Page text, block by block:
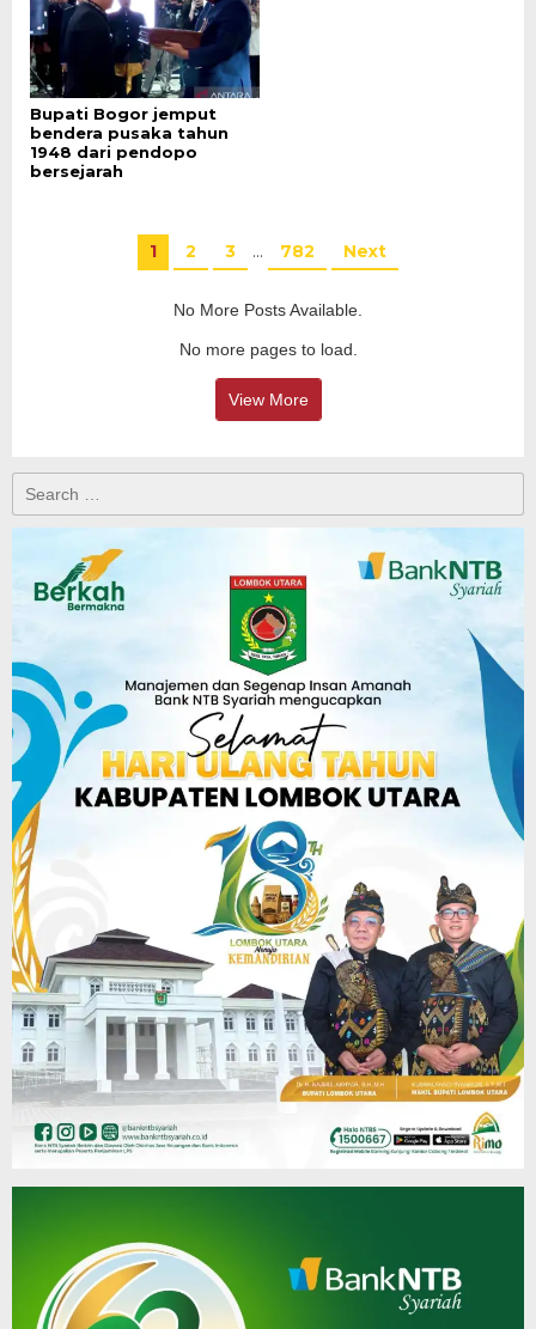
Bupati Bogor jemput
bendera pusaka tahun
1948 dari pendopo
bersejarah
1 2 3 … 782 Next
No More Posts Available.
No more pages to load.
View More
for: